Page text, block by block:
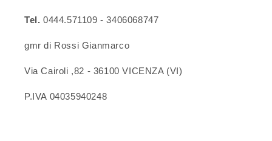
Tel. 0444.571109 - 3406068747
gmr di Rossi Gianmarco
Via Cairoli ,82 - 36100 VICENZA (VI)
P.IVA 04035940248